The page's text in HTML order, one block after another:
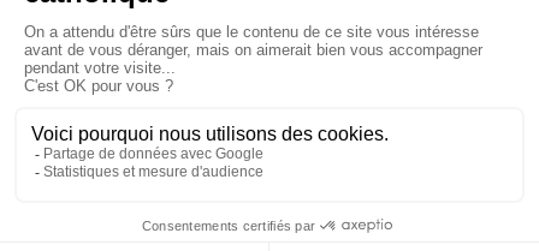
La visite pastorale du pape Léon
XIV à Assise à suivre sur KTO le
jeudi 6 août
Le pape en Uruguay, Argentine et
Pérou du 6 au 17 novembre 2026